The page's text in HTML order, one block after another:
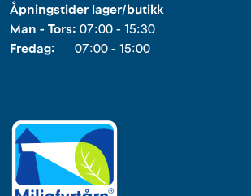
Åpningstider lager/butikk
Man - Tors: 07:00 - 15:30
Fredag: 07:00 - 15:00